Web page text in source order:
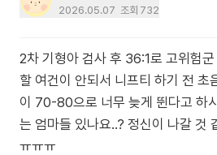
2026.05.07 조회 732
2차 기형아 검사 후 36:1로 고위험
할 여건이 안되서 니프티 하기 전 초
이 70-80으로 너무 늦게 뛴다고 하
는 엄마들 있나요..? 정신이 나갈 것
ㅠㅠㅠ